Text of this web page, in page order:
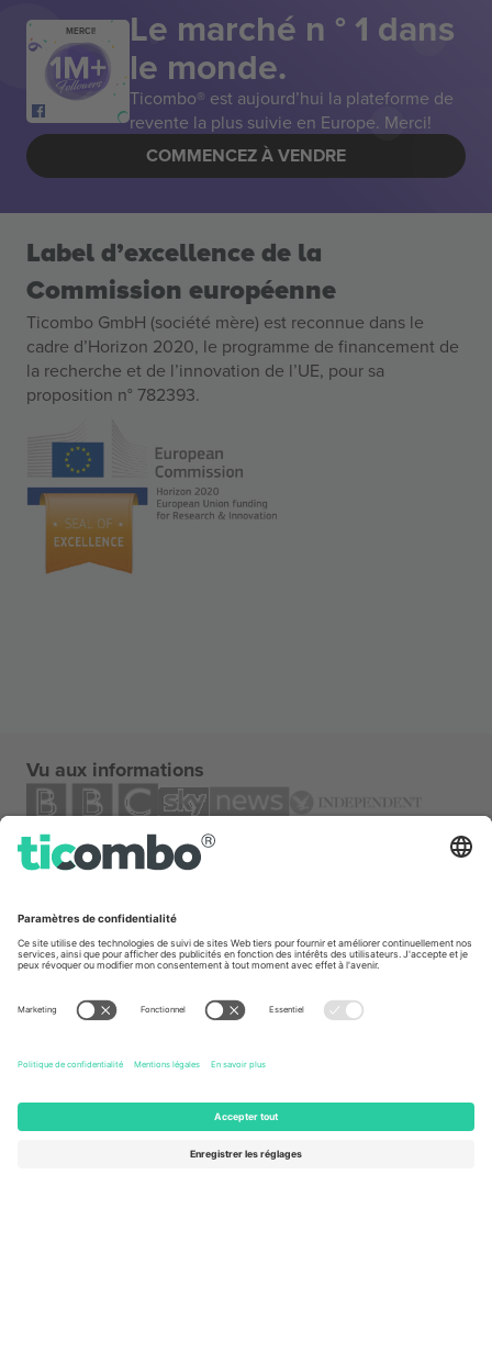
MERCI! Le marché n ° 1 dans
le monde.
Ticombo® est aujourd’hui la plateforme de
revente la plus suivie en Europe. Merci!
COMMENCEZ À VENDRE
Label d’excellence de la
Commission européenne
Ticombo GmbH (société mère) est reconnue dans le
cadre d’Horizon 2020, le programme de financement de
la recherche et de l’innovation de l’UE, pour sa
proposition n° 782393.
Vu aux informations
TixProtect
Programme d'affiliation
Comment ça marche
Centre d'information sur la Coupe
Nous contacter